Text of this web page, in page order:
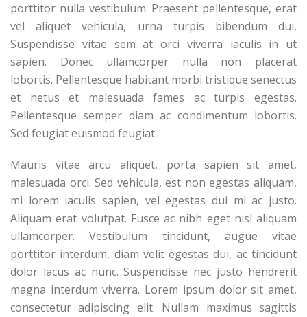
porttitor nulla vestibulum. Praesent pellentesque, erat
vel aliquet vehicula, urna turpis bibendum dui,
Suspendisse vitae sem at orci viverra iaculis in ut
sapien. Donec ullamcorper nulla non placerat
lobortis. Pellentesque habitant morbi tristique senectus
et netus et malesuada fames ac turpis egestas.
Pellentesque semper diam ac condimentum lobortis.
Sed feugiat euismod feugiat.
Mauris vitae arcu aliquet, porta sapien sit amet,
malesuada orci. Sed vehicula, est non egestas aliquam,
mi lorem iaculis sapien, vel egestas dui mi ac justo.
Aliquam erat volutpat. Fusce ac nibh eget nisl aliquam
ullamcorper. Vestibulum tincidunt, augue vitae
porttitor interdum, diam velit egestas dui, ac tincidunt
dolor lacus ac nunc. Suspendisse nec justo hendrerit
magna interdum viverra. Lorem ipsum dolor sit amet,
consectetur adipiscing elit. Nullam maximus sagittis